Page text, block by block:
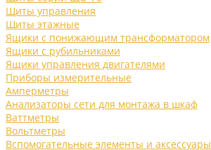
Щиты управления
Щиты этажные
Ящики с понижающим трансформатором
Ящики с рубильниками
Ящики управления двигателями
Приборы измерительные
Амперметры
Анализаторы сети для монтажа в шкаф
Ваттметры
Вольтметры
Вспомогательные элементы и аксессуары